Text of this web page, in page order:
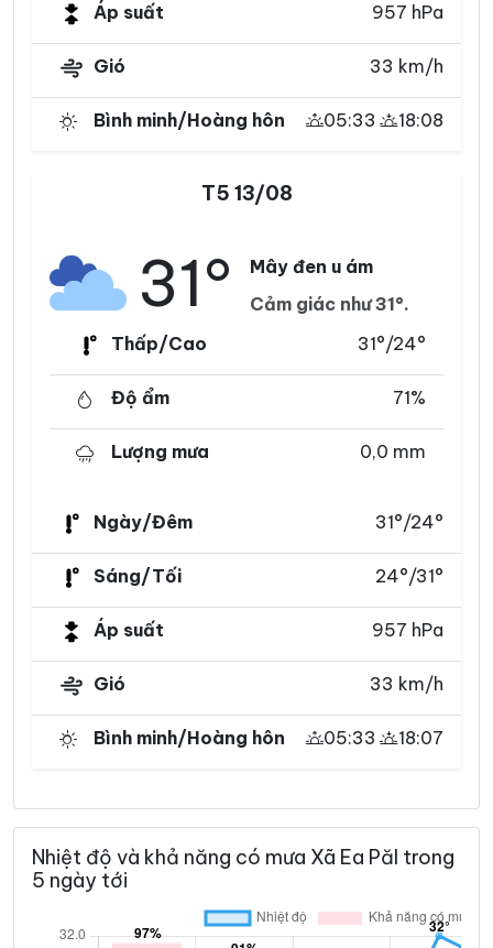
Áp suất 957 hPa
Gió 33 km/h
Bình minh/Hoàng hôn 05:33 18:08
T5 13/08
31°
Mây đen u ám
Cảm giác như 31°.
Thấp/Cao
31°/24°
Độ ẩm 71%
Lượng mưa 0,0 mm
Ngày/Đêm 31°/24°
Sáng/Tối 24°/31°
Áp suất 957 hPa
Gió 33 km/h
Bình minh/Hoàng hôn 05:33 18:07
Nhiệt độ và khả năng có mưa Xã Ea Păl trong
5 ngày tới